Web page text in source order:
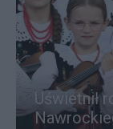
Uświetnił